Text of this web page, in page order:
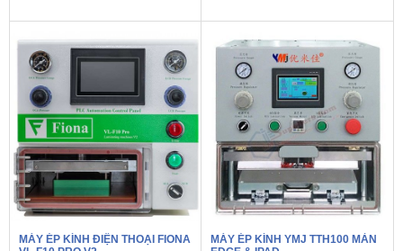
MÁY ÉP KÍNH ĐIỆN THOẠI FIONA
MÁY ÉP KÍNH YMJ TTH100 MÀN